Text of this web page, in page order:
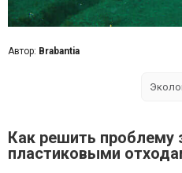
Как решить проблему
пластиковыми
Автор: Brabantia